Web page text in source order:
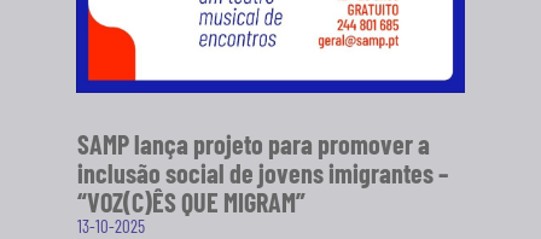
SAMP lança projeto para promover a
inclusão social de jovens imigrantes –
“VOZ(C)ÊS QUE MIGRAM”
13-10-2025